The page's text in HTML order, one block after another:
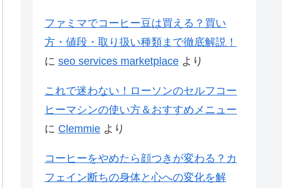
ファミマでコーヒー豆は買える？買い
方・値段・取り扱い種類まで徹底解説！
に seo services marketplace より
これで迷わない！ローソンのセルフコー
ヒーマシンの使い方＆おすすめメニュー
に Clemmie より
コーヒーをやめたら顔つきが変わる？カ
フェイン断ちの身体と心への変化を解